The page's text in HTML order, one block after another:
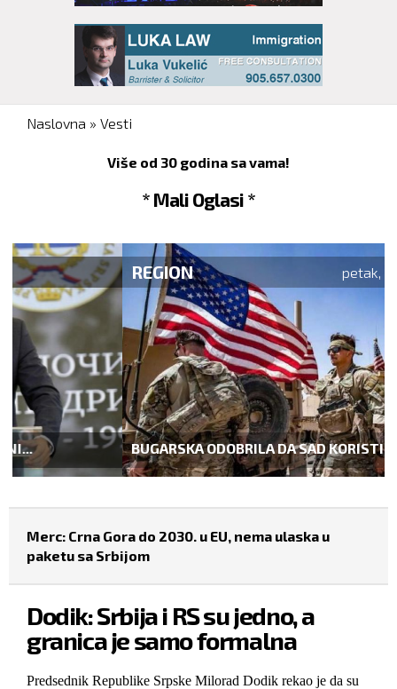
You are here
Naslovna » Vesti
Više od 30 godina sa vama!
* Mali Oglasi *
REGION petak, 07. avgust 2026.
BUGARSKA ODOBRILA DA SAD KORISTI VOJNU...
Merc: Crna Gora do 2030. u EU, nema ulaska u
paketu sa Srbijom
Dodik: Srbija i RS su jedno, a
granica je samo formalna
Predsednik Republike Srpske Milorad Dodik rekao je da su